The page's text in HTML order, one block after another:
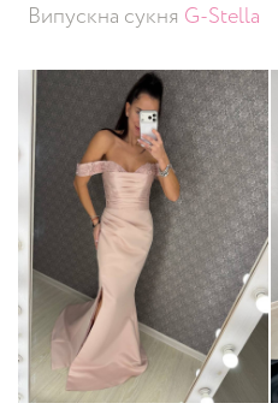
Випускна сукня G-Stella